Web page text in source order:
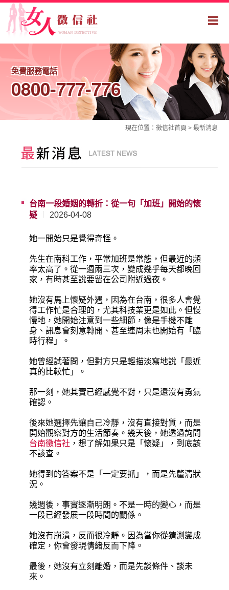
免費服務電話
0800-777-776
現在位置： 徵信社首頁 > 最新消息
台南一段婚姻的轉折：從一句「加班」開始的懷
疑
2026-04-08
她一開始只是覺得奇怪。
先生在南科工作，平常加班是常態，但最近的頻
率太高了。從一週兩三次，變成幾乎每天都晚回
家，有時甚至說要留在公司附近過夜。
她沒有馬上懷疑外遇，因為在台南，很多人會覺
得工作忙是合理的，尤其科技業更是如此。但慢
慢地，她開始注意到一些細節，像是手機不離
身、訊息會刻意轉開、甚至連周末也開始有「臨
時行程」。
她曾經試著問，但對方只是輕描淡寫地說「最近
真的比較忙」。
那一刻，她其實已經感覺不對，只是還沒有勇氣
確認。
後來她選擇先讓自己冷靜，沒有直接對質，而是
開始觀察對方的生活節奏。幾天後，她透過詢問
台南徵信社 ，想了解如果只是「懷疑」，到底該
不該查。
她得到的答案不是「一定要抓」，而是先釐清狀
況。
幾週後，事實逐漸明朗。不是一時的變心，而是
一段已經發展一段時間的關係。
她沒有崩潰，反而很冷靜。因為當你從猜測變成
確定，你會發現情緒反而下降。
最後，她沒有立刻離婚，而是先談條件、談未
來。